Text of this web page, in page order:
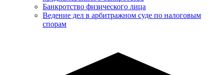
Банкротство физического лица
Ведение дел в арбитражном суде по налоговым
спорам